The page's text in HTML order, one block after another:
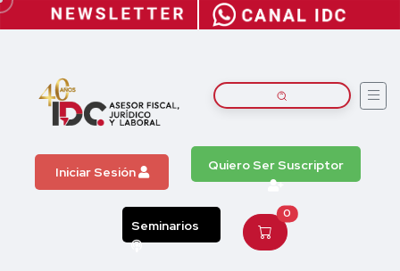
Iniciar Sesión Quiero Ser Suscriptor
Seminarios
0